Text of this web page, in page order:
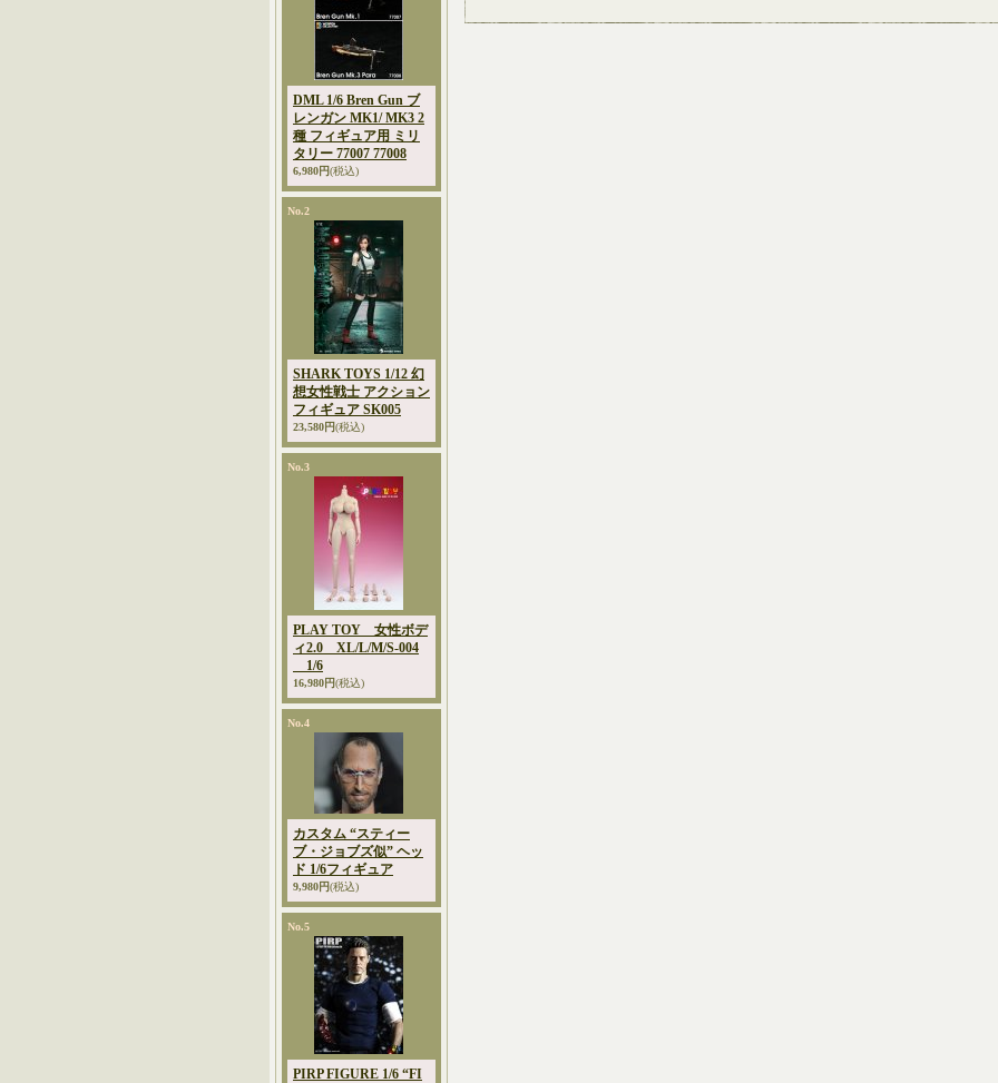
DML 1/6 Bren Gun ブ
レンガン MK1/ MK3 2
種 フィギュア用 ミリ
タリー 77007 77008
6,980円(税込)
No.2
SHARK TOYS 1/12 幻
想女性戦士 アクション
フィギュア SK005
23,580円(税込)
No.3
PLAY TOY 女性ボデ
ィ2.0 XL/L/M/S-004
1/6
16,980円(税込)
No.4
カスタム “スティー
ブ・ジョブズ似” ヘッ
ド 1/6フィギュア
9,980円(税込)
No.5
PIRP FIGURE 1/6 “FI